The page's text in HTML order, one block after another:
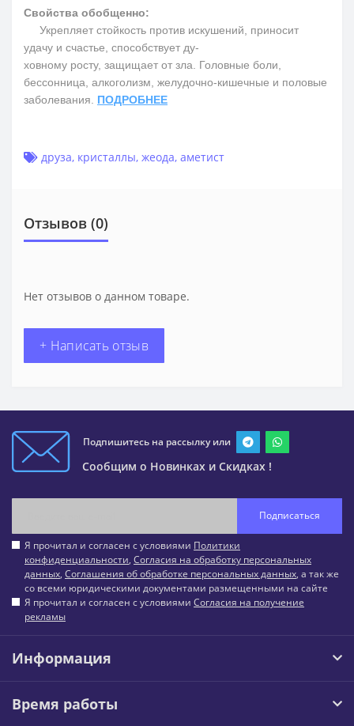
Свойства обобщенно:
Укрепляет стойкость против искушений, приносит
удачу и счастье, способствует ду-
ховному росту, защищает от зла. Головные боли,
бессонница, алкоголизм, желудочно-кишечные и половые
заболевания. ПОДРОБНЕЕ
друза, кристаллы, жеода, аметист
Отзывов (0)
Нет отзывов о данном товаре.
+ Написать отзыв
Подпишитесь на рассылку или
Сообщим о Новинках и Скидках !
Подписаться
Я прочитал и согласен с условиями Политики
конфиденциальности, Согласия на обработку персональных
данных, Соглашения об обработке персональных данных, а так же
со всеми юридическими документами размещенными на сайте
Я прочитал и согласен с условиями Согласия на получение
рекламы
Информация
Время работы